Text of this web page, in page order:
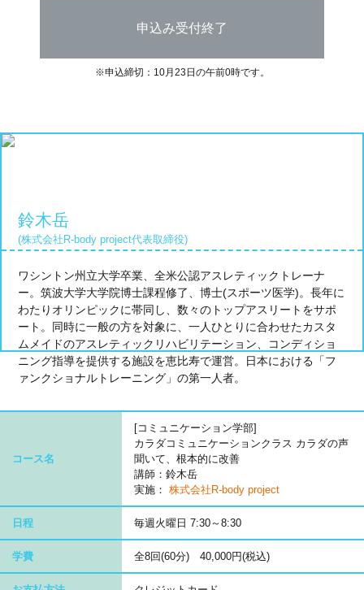
申込み受付終了
※申込締切：10月23日の午前0時です。
鈴木岳
(株式会社R-body project代表取締役)
ワシントン州立大学卒業、全米公認アスレティックトレーナ
ー。筑波大学大学院博士課程修了、博士(スポーツ医学)。長年に
わたりオリンピックに帯同し、数々のトップアスリートをサポ
ート。同時に一般の方を対象に、一人ひとりに合わせたカスタ
ムメイドのアスレティックリハビリテーション、コンディショ
ニング指導を提供する施設を恵比寿で運営。日本における「フ
ァンクショナルトレーニング」の第一人者。
コース名
[コミュニケーション学部]
カラダコミュニケーションクラス カラダの声
聞いて、根本的に改善
講師：鈴木岳
実施： 株式会社R-body project
日程 毎週火曜日 7:30～8:30
学費 全8回(60分) 40,000円(税込)